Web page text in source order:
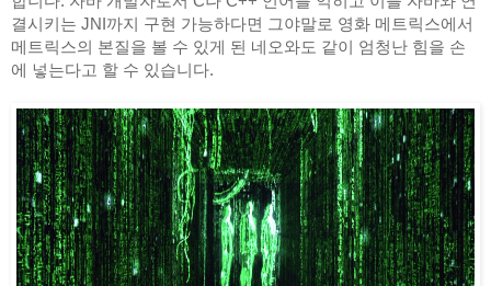
결시키는 JNI까지 구현 가능하다면 그야말로 영화 메트릭스에서
메트릭스의 본질을 볼 수 있게 된 네오와도 같이 엄청난 힘을 손
에 넣는다고 할 수 있습니다.